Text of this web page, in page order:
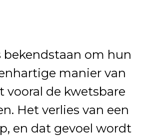
bekendstaan om hun
manier van
vooral de kwetsbare
Het verlies van een
en dat gevoel wordt